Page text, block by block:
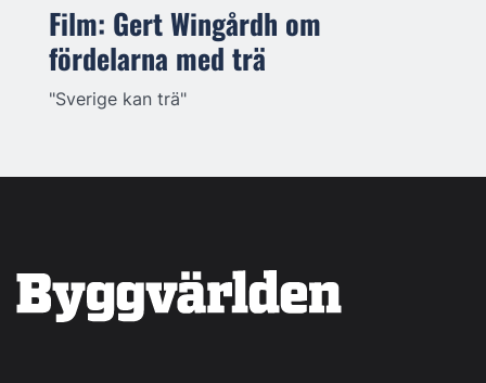
Film: Gert Wingårdh om
fördelarna med trä
"Sverige kan trä"